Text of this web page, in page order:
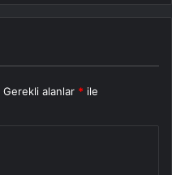
Gerekli alanlar * ile